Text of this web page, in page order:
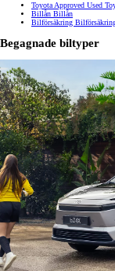
Toyota Approved Used
Billån Billån
Bilförsäkring
Begagnade biltyper